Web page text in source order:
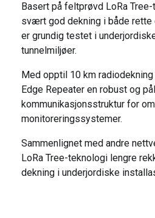
Basert på feltprøvd LoRa
svært god dekning i både rette
er grundig testet i
tunnelmiljøer.
Med opptil 10 km
Edge Repeater en robust og
kommunikasjonsstruktur for
monitoreringssystemer.
Sammenlignet med andre
LoRa Tree-teknologi lengre
dekning i underjordiske